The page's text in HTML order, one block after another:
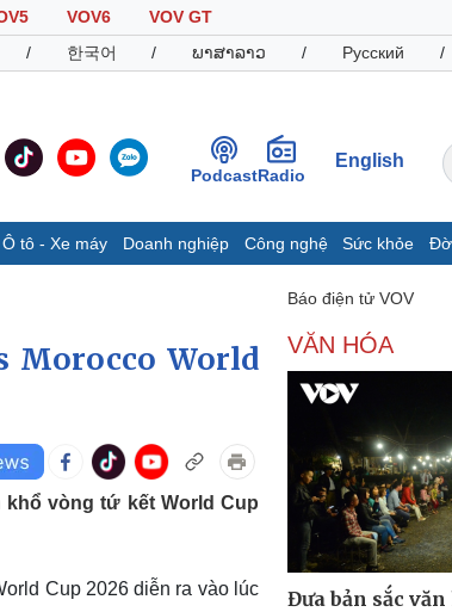
VOV6
VOV GT
/ 한국어 / ພາສາລາວ / Русский /
PodcastRadio
English
Ô tô - Xe máy Doanh nghiệp Công nghệ Sức khỏe
Khởi nghiệp
- Xe máy
Doanh nghiệp
Thông tin doanh nghiệp
Doanh nghiệp 24h
Doanh nhân
Vì cộng đồng
Morocco World
khổ vòng tứ kết World Cup
Cup 2026 diễn ra vào lúc
Báo điện tử VOV
VĂN HÓA
Đưa bản sắc